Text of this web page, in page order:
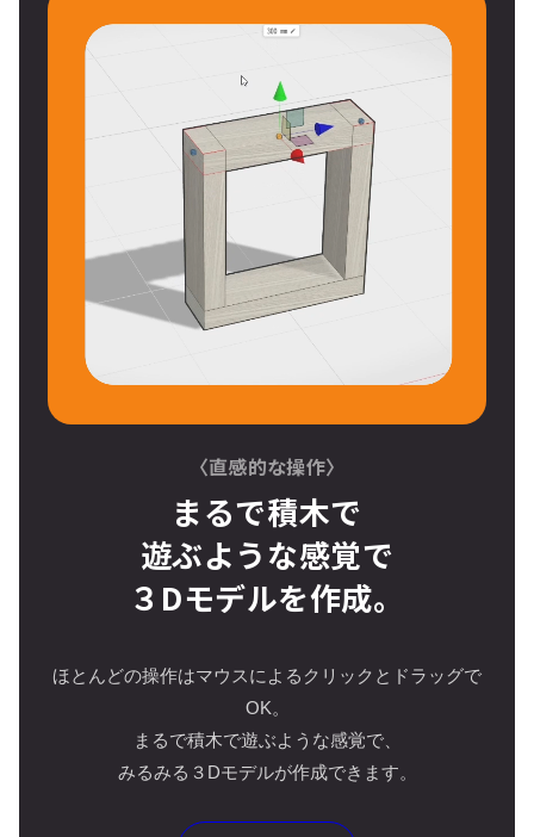
〈直感的な操作〉
まるで積木で
遊ぶような感覚で
３Dモデルを作成。
ほとんどの操作はマウスによるクリックとドラッグで
OK。
まるで積木で遊ぶような感覚で、
みるみる３Dモデルが作成できます。